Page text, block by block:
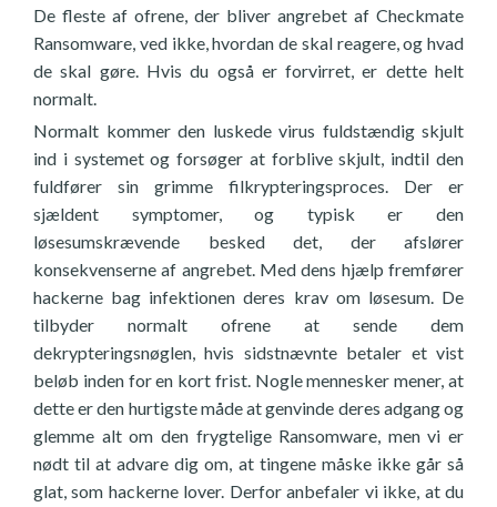
De fleste af ofrene, der bliver angrebet af Checkmate
Ransomware, ved ikke, hvordan de skal reagere, og hvad
de skal gøre. Hvis du også er forvirret, er dette helt
normalt.
Normalt kommer den luskede virus fuldstændig skjult
ind i systemet og forsøger at forblive skjult, indtil den
fuldfører sin grimme filkrypteringsproces. Der er
sjældent symptomer, og typisk er den
løsesumskrævende besked det, der afslører
konsekvenserne af angrebet. Med dens hjælp fremfører
hackerne bag infektionen deres krav om løsesum. De
tilbyder normalt ofrene at sende dem
dekrypteringsnøglen, hvis sidstnævnte betaler et vist
beløb inden for en kort frist. Nogle mennesker mener, at
dette er den hurtigste måde at genvinde deres adgang og
glemme alt om den frygtelige Ransomware, men vi er
nødt til at advare dig om, at tingene måske ikke går så
glat, som hackerne lover. Derfor anbefaler vi ikke, at du